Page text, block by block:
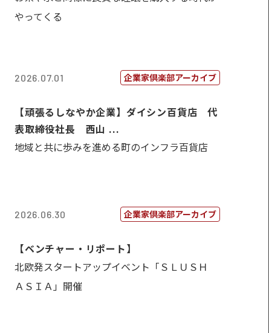
やってくる
2026.07.01 企業家倶楽部アーカイブ
【頑張るしなやか企業】ダイシン百貨店 代
表取締役社長 西山 ...
地域と共に歩みを進める町のインフラ百貨店
2026.06.30 企業家倶楽部アーカイブ
【ベンチャー・リポート】
北欧発スタートアップイベント「ＳＬＵＳＨ
ＡＳＩＡ」開催